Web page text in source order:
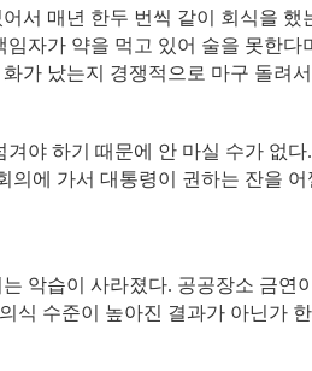
서 매년 한두 번씩 같이 회식을 했
임자가 약을 먹고 있어 술을 못한다
화가 났는지 경쟁적으로 마구 돌려
야 하기 때문에 안 마실 수가 없다.
의에 가서 대통령이 권하는 잔을
악습이 사라졌다. 공공장소 금연
의식 수준이 높아진 결과가 아닌가